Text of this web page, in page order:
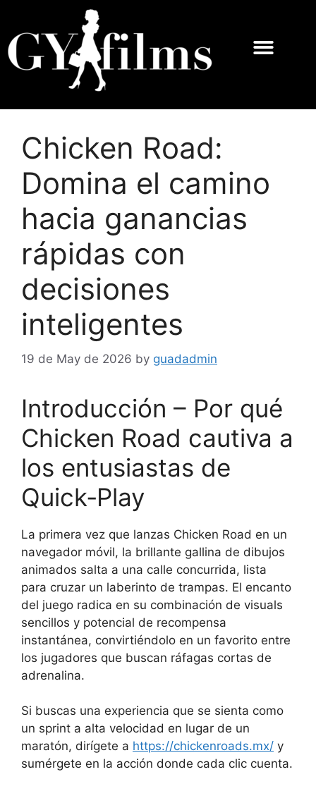
Chicken Road:
Domina el camino
hacia ganancias
rápidas con
decisiones
inteligentes
19 de May de 2026 by guadadmin
Introducción – Por qué
Chicken Road cautiva a
los entusiastas de
Quick‑Play
La primera vez que lanzas Chicken Road en un
navegador móvil, la brillante gallina de dibujos
animados salta a una calle concurrida, lista
para cruzar un laberinto de trampas. El encanto
del juego radica en su combinación de visuals
sencillos y potencial de recompensa
instantánea, convirtiéndolo en un favorito entre
los jugadores que buscan ráfagas cortas de
adrenalina.
Si buscas una experiencia que se sienta como
un sprint a alta velocidad en lugar de un
maratón, dirígete a https://chickenroads.mx/ y
sumérgete en la acción donde cada clic cuenta.